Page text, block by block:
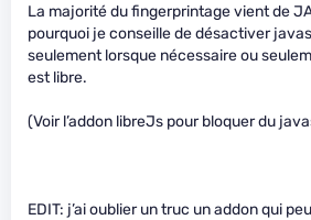
La majorité du fingerprintage vient de
pourquoi je conseille de désactiver
seulement lorsque nécessaire ou
est libre.
(Voir l’addon libreJs pour bloquer du
EDIT: j’ai oublier un truc un addon qui